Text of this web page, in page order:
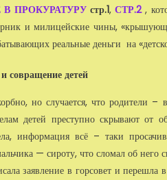
В ПРОКУРАТУРУстр.1,СТР.2 ,
и милицейские чины,
реальные деньги на
совращение детей
но случается, что родители –
детей преступно скрывают от
информация всё – таки
— сироту, что сломал об
заявление в горсовет и